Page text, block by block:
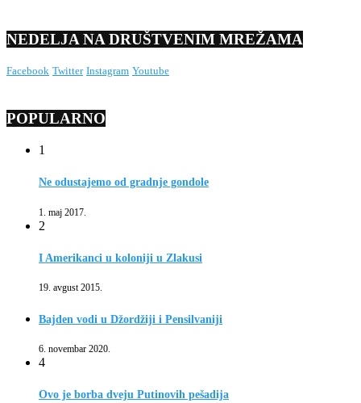
NEDELJA NA DRUŠTVENIM MREŽAMA
Facebook Twitter Instagram Youtube
POPULARNO
1
Ne odustajemo od gradnje gondole
1. maj 2017.
2
I Amerikanci u koloniji u Zlakusi
19. avgust 2015.
Bajden vodi u Džordžiji i Pensilvaniji
6. novembar 2020.
4
Ovo je borba dveju Putinovih pešadija